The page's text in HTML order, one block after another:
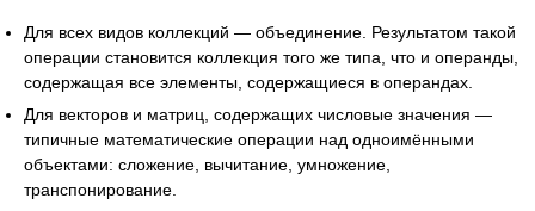
Для всех видов коллекций — объединение. Результатом такой
операции становится коллекция того же типа, что и операнды,
содержащая все элементы, содержащиеся в операндах.
Для векторов и матриц, содержащих числовые значения —
типичные математические операции над одноимёнными
объектами: сложение, вычитание, умножение,
транспонирование.